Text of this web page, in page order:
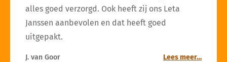
alles goed verzorgd. Ook heeft zij ons Leta
Janssen aanbevolen en dat heeft goed
uitgepakt.
J. van Goor Lees meer…